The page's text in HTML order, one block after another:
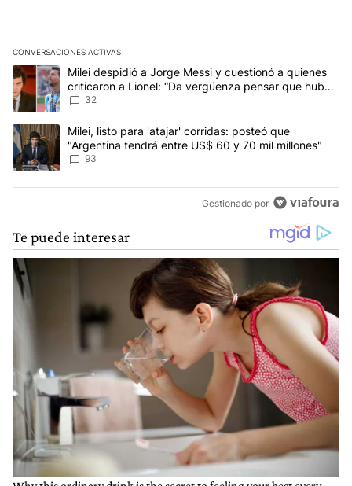
CONVERSACIONES ACTIVAS
Este listado muestra los artículos con más comentarios en los
Un artículo de tendencia con el título "Milei despidió a Jorge
Milei despidió a Jorge Messi y cuestionó a quienes
criticaron a Lionel: “Da vergüenza pensar que hubo
anti-Messi”
32
Un artículo de tendencia con el título "Milei, listo para 'atajar'
Milei, listo para 'atajar' corridas: posteó que
"Argentina tendrá entre US$ 60 y 70 mil millones"
93
Gestionado por